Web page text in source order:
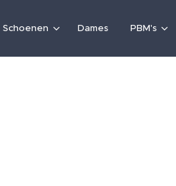
Schoenen Dames PBM's